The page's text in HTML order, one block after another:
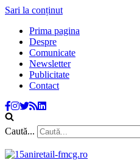
Sari la conținut
Prima pagina
Despre
Comunicate
Newsletter
Publicitate
Contact
Caută...